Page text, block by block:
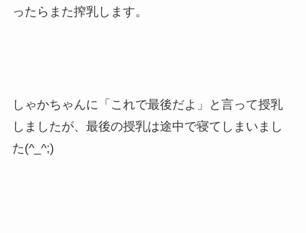
ったらまた搾乳します。
しゃかちゃんに「これで最後だよ」と言って授乳
しましたが、最後の授乳は途中で寝てしまいまし
た(^_^;)